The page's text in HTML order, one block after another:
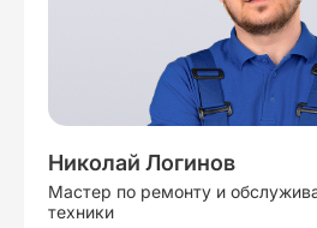
Николай Логинов
Мастер по ремонту и
техники